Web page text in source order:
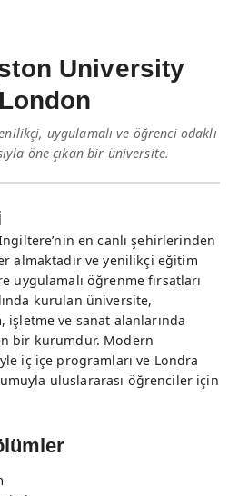
University
London
uygulamalı ve öğrenci odaklı
öne çıkan bir üniversite.
en canlı şehirlerinden
almaktadır ve yenilikçi eğitim
uygulamalı öğrenme fırsatları
kurulan üniversite,
işletme ve sanat alanlarında
bir kurumdur. Modern
iç içe programları ve Londra
uluslararası öğrenciler için